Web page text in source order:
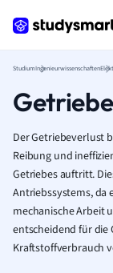
StudiumIngenieurwissenschaften
Der Getriebeverlust
Reibung und
Getriebes auftritt.
Antriebssystems, da
mechanische Arbeit
entscheidend für die
Kraftstoffverbrauch